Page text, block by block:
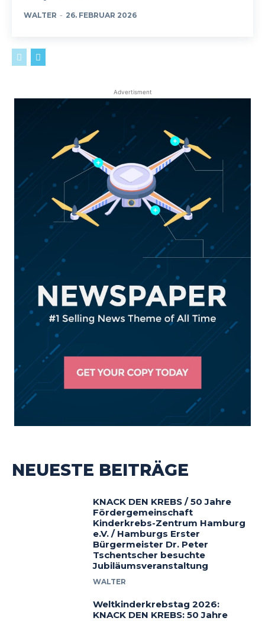
WALTER - 26. FEBRUAR 2026
Advertisment
NEUESTE BEITRÄGE
KNACK DEN KREBS / 50 Jahre
Fördergemeinschaft
Kinderkrebs-Zentrum Hamburg
e.V. / Hamburgs Erster
Bürgermeister Dr. Peter
Tschentscher besuchte
Jubiläumsveranstaltung
WALTER
Weltkinderkrebstag 2026:
KNACK DEN KREBS: 50 Jahre